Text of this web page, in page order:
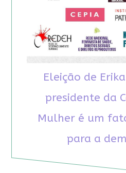
Eleição de
presidente da
Mulher é um
para a